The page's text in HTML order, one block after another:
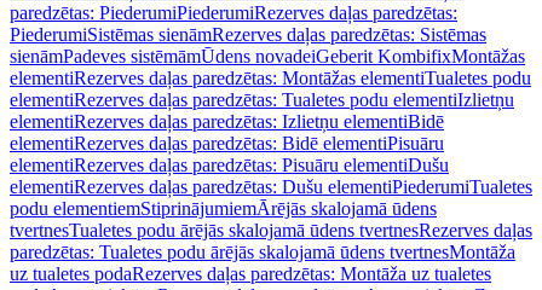
paredzētas: PiederumiPiederumiRezerves daļas paredzētas:
PiederumiSistēmas sienāmRezerves daļas paredzētas: Sistēmas
sienāmPadeves sistēmāmŪdens novadeiGeberit KombifixMontāžas
elementiRezerves daļas paredzētas: Montāžas elementiTualetes podu
elementiRezerves daļas paredzētas: Tualetes podu elementiIzlietņu
elementiRezerves daļas paredzētas: Izlietņu elementiBidē
elementiRezerves daļas paredzētas: Bidē elementiPisuāru
elementiRezerves daļas paredzētas: Pisuāru elementiDušu
elementiRezerves daļas paredzētas: Dušu elementiPiederumiTualetes
podu elementiemStiprinājumiemĀrējās skalojamā ūdens
tvertnesTualetes podu ārējās skalojamā ūdens tvertnesRezerves daļas
paredzētas: Tualetes podu ārējās skalojamā ūdens tvertnesMontāža
uz tualetes podaRezerves daļas paredzētas: Montāža uz tualetes